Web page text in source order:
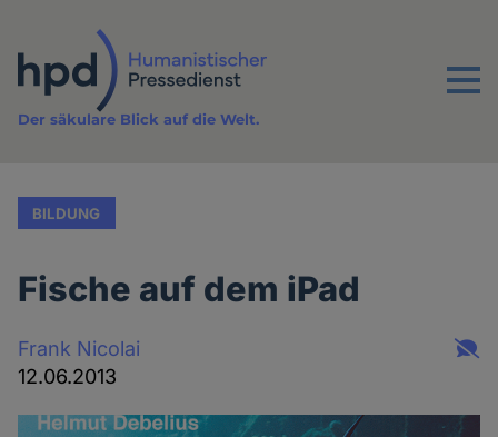
Inhalt
Menu
Der säkulare Blick auf die Welt.
BILDUNG
Fische auf dem iPad
Frank Nicolai
12.06.2013